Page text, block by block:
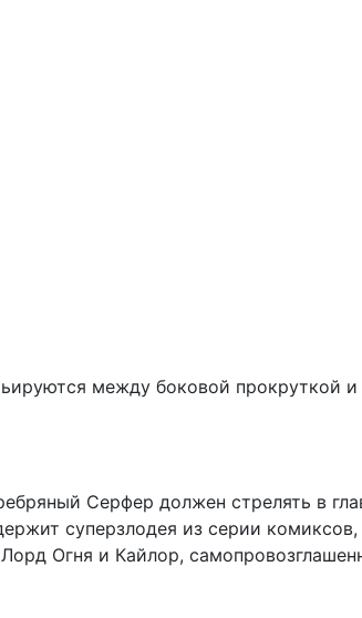
между боковой прокруткой
Серфер должен стрелять в
суперзлодея из серии комиксов,
Огня и Кайлор,